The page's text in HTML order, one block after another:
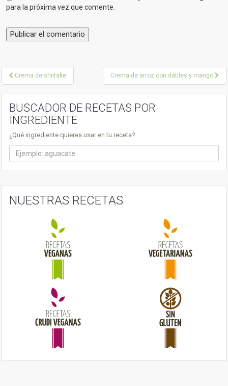
para la próxima vez que comente.
P
o
v
Crema de shiitake Crema de arroz con dátiles y mango
BUSCADOR DE RECETAS POR
INGREDIENTE
¿Qué ingrediente quieres usar en tu receta?
NUESTRAS RECETAS